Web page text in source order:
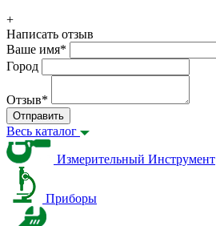
+
Написать отзыв
Ваше имя*
Город
Отзыв*
Отправить
Весь каталог
Измерительный Инструмент
Приборы